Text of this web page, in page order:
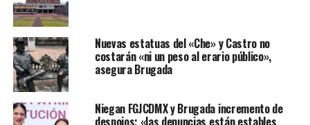
Y es que, a pesar de haber incrementado su presencia,
todavía las gasolineras marca Pemex son las estaciones
con mayor presencia en todo el territorio nacional. En
junio de 2022, se contabilizaban 6,673 estaciones bajo el
esquema de franquicia Pemex que, si bien es menor al
Nuevas estatuas del «Che» y Castro no
costarán «ni un peso al erario público»,
asegura Brugada
Niegan FGJCDMX y Brugada incremento de
despojos; «las denuncias están estables